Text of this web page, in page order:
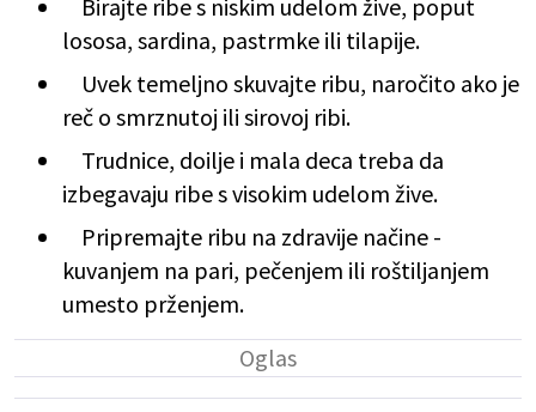
Birajte ribe s niskim udelom žive, poput
lososa, sardina, pastrmke ili tilapije.
Uvek temeljno skuvajte ribu, naročito ako je
reč o smrznutoj ili sirovoj ribi.
Trudnice, doilje i mala deca treba da
izbegavaju ribe s visokim udelom žive.
Pripremajte ribu na zdravije načine -
kuvanjem na pari, pečenjem ili roštiljanjem
umesto prženjem.